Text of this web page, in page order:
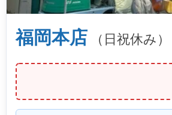
福岡本店 （日祝休み）